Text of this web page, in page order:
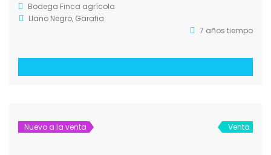
Bodega Finca agrícola
Llano Negro, Garafia
7 años tiempo
Nuevo a la venta Venta